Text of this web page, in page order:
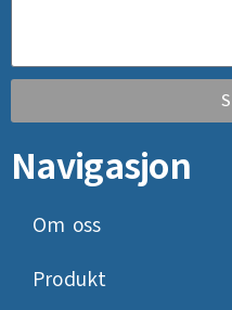
Navigasjon
Om oss
Produkt